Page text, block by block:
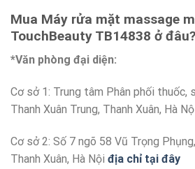
Mua Máy rửa mặt massage
TouchBeauty TB14838 ở đâu?
*Văn phòng đại diện:
Cơ sở 1: Trung tâm Phân phối thuốc,
Thanh Xuân Trung, Thanh Xuân, Hà
Cơ sở 2: Số 7 ngõ 58 Vũ Trọng
Thanh Xuân, Hà Nội địa chỉ tại đây